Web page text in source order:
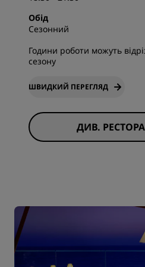
Обід
Сезонний
Години роботи можуть
сезону
ШВИДКИЙ ПЕРЕГЛЯД
ДИВ.